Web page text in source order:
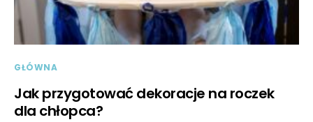
GŁÓWNA
Jak przygotować dekoracje na roczek
dla chłopca?